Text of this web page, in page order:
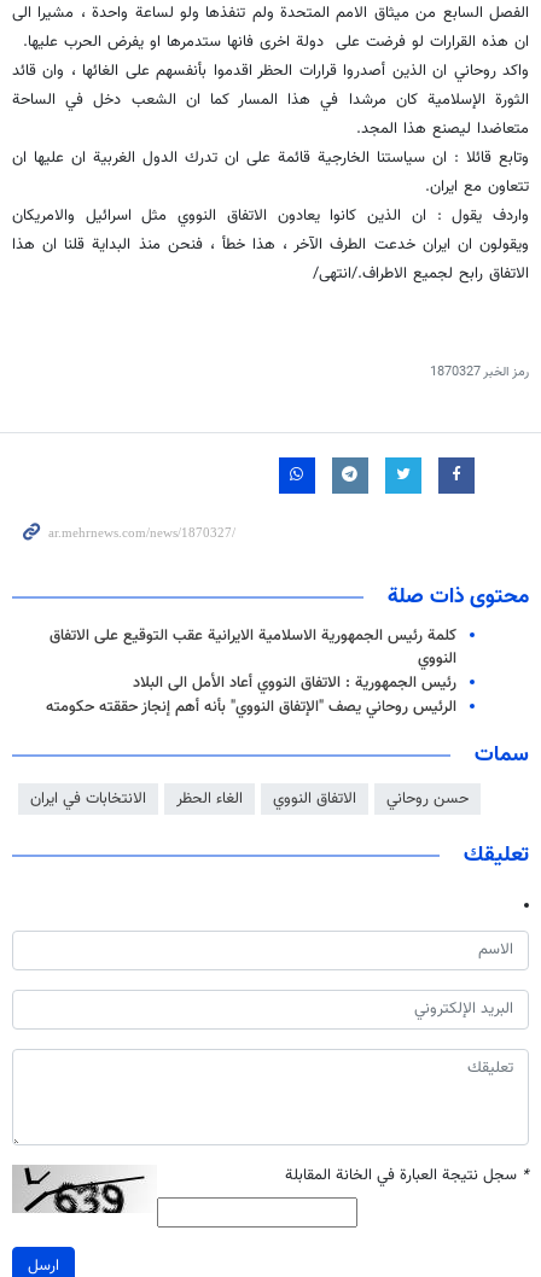
الفصل السابع من ميثاق الامم المتحدة ولم تنفذها ولو لساعة واحدة ، مشيرا الى
ان هذه القرارات لو فرضت على دولة اخرى فانها ستدمرها او يفرض الحرب عليها.
واكد روحاني ان الذين أصدروا قرارات الحظر اقدموا بأنفسهم على الغائها ، وان قائد
الثورة الإسلامية كان مرشدا في هذا المسار كما ان الشعب دخل في الساحة
متعاضدا ليصنع هذا المجد.
وتابع قائلا : ان سياستنا الخارجية قائمة على ان تدرك الدول الغربية ان عليها ان
تتعاون مع ايران.
واردف يقول : ان الذين كانوا يعادون الاتفاق النووي مثل اسرائيل والامريكان
ويقولون ان ايران خدعت الطرف الآخر ، هذا خطأ ، فنحن منذ البداية قلنا ان هذا
الاتفاق رابح لجميع الاطراف./انتهى/
رمز الخبر1870327
محتوى ذات صلة
كلمة رئيس الجمهورية الاسلامية الايرانية عقب التوقيع على الاتفاق
النووي
رئيس الجمهورية : الاتفاق النووي أعاد الأمل الى البلاد
الرئيس روحاني يصف "الإتفاق النووي" بأنه أهم إنجاز حققته حكومته
سمات
حسن روحاني الاتفاق النووي الغاء الحظر الانتخابات في ايران
تعليقك
* سجل نتيجة العبارة في الخانة المقابلة
ارسل